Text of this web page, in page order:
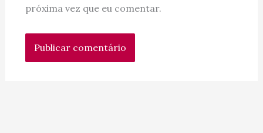
próxima vez que eu comentar.